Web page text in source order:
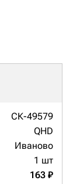
СК-49579
QHD
Иваново
1 шт
163 ₽